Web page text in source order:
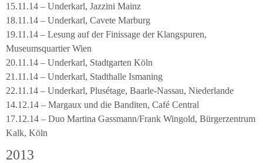
15.11.14 – Underkarl, Jazzini Mainz
18.11.14 – Underkarl, Cavete Marburg
19.11.14 – Lesung auf der Finissage der Klangspuren,
Museumsquartier Wien
20.11.14 – Underkarl, Stadtgarten Köln
21.11.14 – Underkarl, Stadthalle Ismaning
22.11.14 – Underkarl, Plusétage, Baarle-Nassau, Niederlande
14.12.14 – Margaux und die Banditen, Café Central
17.12.14 – Duo Martina Gassmann/Frank Wingold, Bürgerzentrum
Kalk, Köln
2013